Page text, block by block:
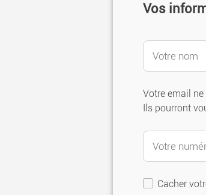
Vos
Votre email
Ils pourront
Cacher